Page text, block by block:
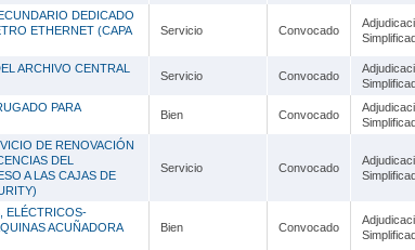
Junín
Lambayeque
Moquegua
DEDICADO
ETHERNET (CAPA
Servicio Convocado
ARCHIVO CENTRAL
Servicio Convocado
PARA
Bien Convocado
DE RENOVACIÓN
DEL
A LAS CAJAS DE
Servicio Convocado
ELÉCTRICOS-
ACUÑADORA
Bien Convocado